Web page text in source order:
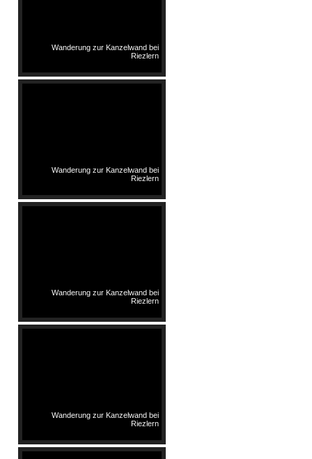
Wanderung zur Kanzelwand bei
Riezlern
Wanderung zur Kanzelwand bei
Riezlern
Wanderung zur Kanzelwand bei
Riezlern
Wanderung zur Kanzelwand bei
Riezlern